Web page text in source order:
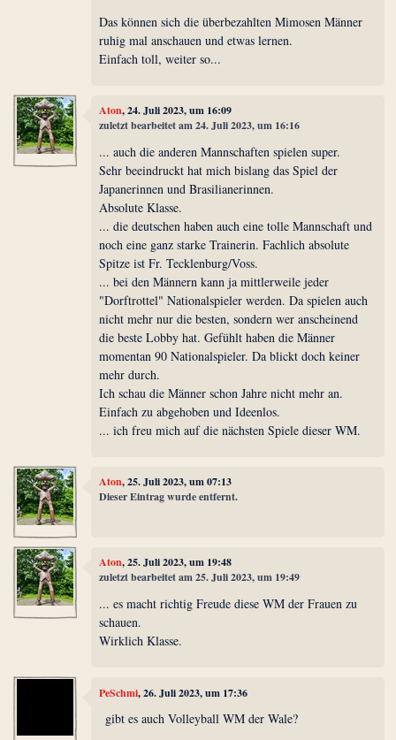
Das können sich die überbezahlten Mimosen Männer
ruhig mal anschauen und etwas lernen.
Einfach toll, weiter so...
Aton, 24. Juli 2023, um 16:09
zuletzt bearbeitet am 24. Juli 2023, um 16:16
... auch die anderen Mannschaften spielen super.
Sehr beeindruckt hat mich bislang das Spiel der
Japanerinnen und Brasilianerinnen.
Absolute Klasse.
... die deutschen haben auch eine tolle Mannschaft und
noch eine ganz starke Trainerin. Fachlich absolute
Spitze ist Fr. Tecklenburg/Voss.
... bei den Männern kann ja mittlerweile jeder
"Dorftrottel" Nationalspieler werden. Da spielen auch
nicht mehr nur die besten, sondern wer anscheinend
die beste Lobby hat. Gefühlt haben die Männer
momentan 90 Nationalspieler. Da blickt doch keiner
mehr durch.
Ich schau die Männer schon Jahre nicht mehr an.
Einfach zu abgehoben und Ideenlos.
... ich freu mich auf die nächsten Spiele dieser WM.
Aton, 25. Juli 2023, um 07:13
Dieser Eintrag wurde entfernt.
Aton, 25. Juli 2023, um 19:48
zuletzt bearbeitet am 25. Juli 2023, um 19:49
... es macht richtig Freude diese WM der Frauen zu
schauen.
Wirklich Klasse.
PeSchmi, 26. Juli 2023, um 17:36
gibt es auch Volleyball WM der Wale?